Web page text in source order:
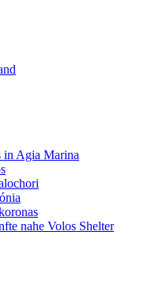
in Agia Marina
nahe Volos Shelter